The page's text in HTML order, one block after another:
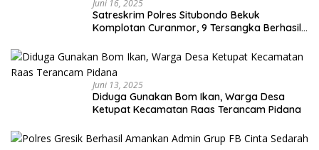
Juni 16, 2025
Satreskrim Polres Situbondo Bekuk
Komplotan Curanmor, 9 Tersangka Berhasil
Juni 13, 2025
Diduga Gunakan Bom Ikan, Warga Desa
Ketupat Kecamatan Raas Terancam Pidana